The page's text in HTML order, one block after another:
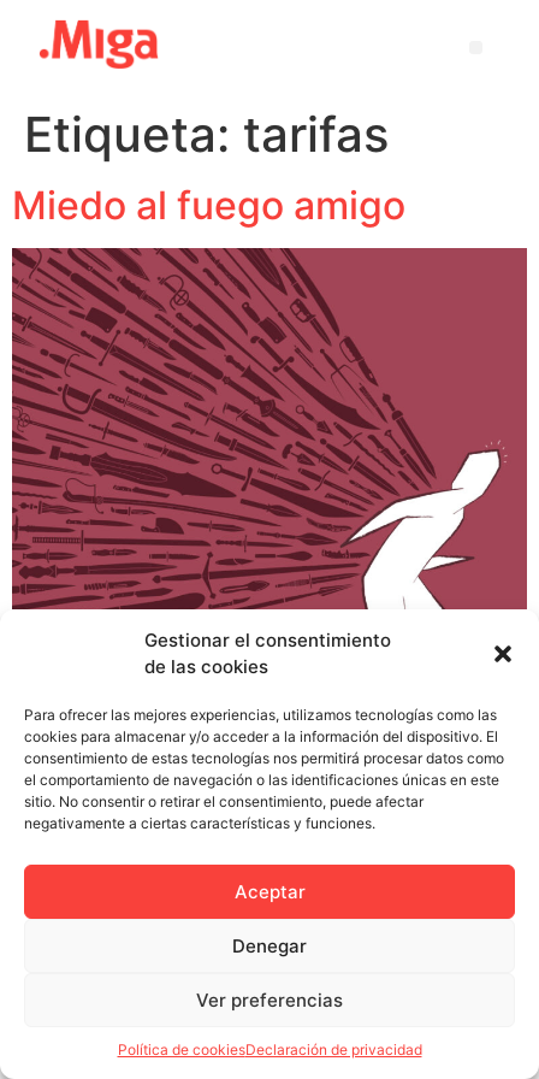
Gestionar el consentimiento
de las cookies
Para ofrecer las mejores experiencias, utilizamos tecnologías como las
cookies para almacenar y/o acceder a la información del dispositivo. El
consentimiento de estas tecnologías nos permitirá procesar datos como
el comportamiento de navegación o las identificaciones únicas en este
sitio. No consentir o retirar el consentimiento, puede afectar
negativamente a ciertas características y funciones.
Aceptar
Denegar
Ver preferencias
Política de cookiesDeclaración de privacidad
Etiqueta: tarifas
Miedo al fuego amigo
Silencio. Intenta contener por un momento la
respiración y afinar bien el oído ¿Lo has escuchado?
ilustradores y publicistas españoles quejándose porque
en sus gremios no hay una guía de precios y tienen
miedo a hacer un presupuesto sin que se la jueguen los
clientes o […]
Colectivo Miga © 2023